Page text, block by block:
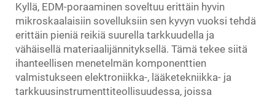
Kyllä, EDM-poraaminen soveltuu erittäin hyvin
mikroskaalaisiin sovelluksiin sen kyvyn vuoksi tehdä
erittäin pieniä reikiä suurella tarkkuudella ja
vähäisellä materiaalijännityksellä. Tämä tekee siitä
ihanteellisen menetelmän komponenttien
valmistukseen elektroniikka-, lääketekniikka- ja
tarkkuusinstrumenttiteollisuudessa, joissa